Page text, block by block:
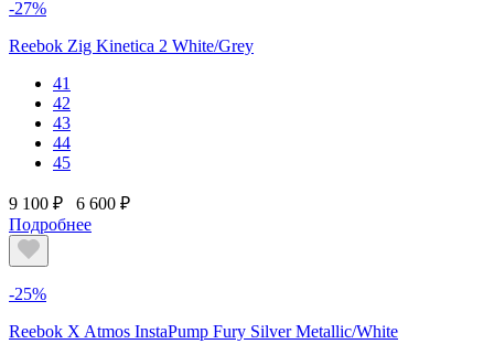
-27%
Reebok Zig Kinetica 2 White/Grey
41
42
43
44
45
9 100 ₽
6 600 ₽
Подробнее
-25%
Reebok X Atmos InstaPump Fury Silver Metallic/White